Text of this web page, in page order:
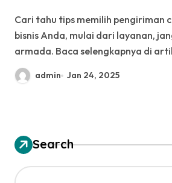
Cari tahu tips memilih pengiriman cargo terbaik untuk
bisnis Anda, mulai dari layanan,
armada. Baca selengkapnya di
admin Jan 24, 2025
Search